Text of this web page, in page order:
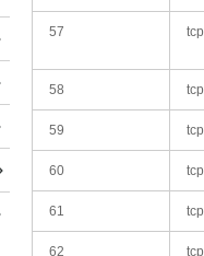
57
58
59
60
61
62